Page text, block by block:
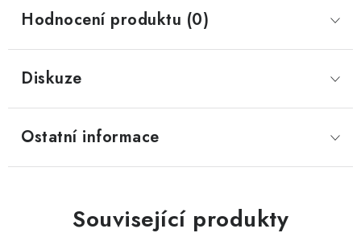
Hodnocení produktu (0)
Diskuze
Ostatní informace
Související produkty